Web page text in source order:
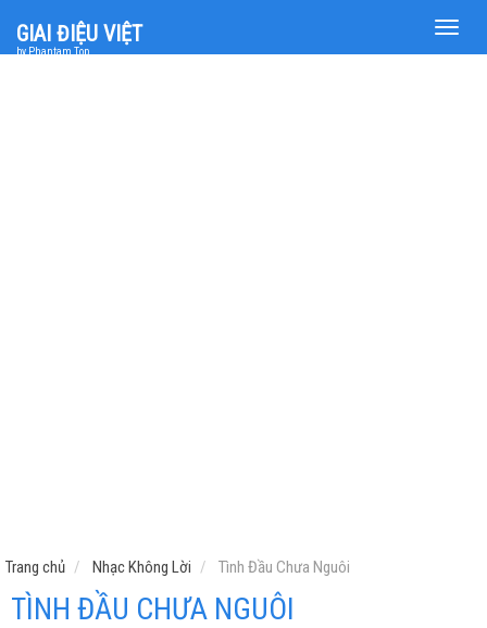
Toggle
GIAI ĐIỆU VIỆT
by Phantam Top
Trang chủ Nhạc Không Lời Tình Đầu Chưa Nguôi
TÌNH ĐẦU CHƯA NGUÔI